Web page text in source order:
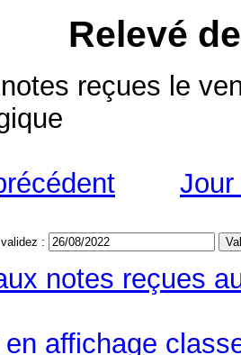
Relevé
reçues le
:
notes reçues
affichage